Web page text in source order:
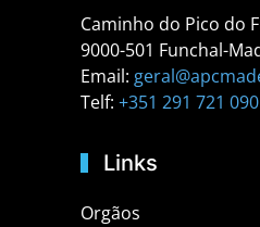
Caminho do Pico do
9000-501 Funchal-
Email:
Telf: +351 291 721 090
Links
Orgãos